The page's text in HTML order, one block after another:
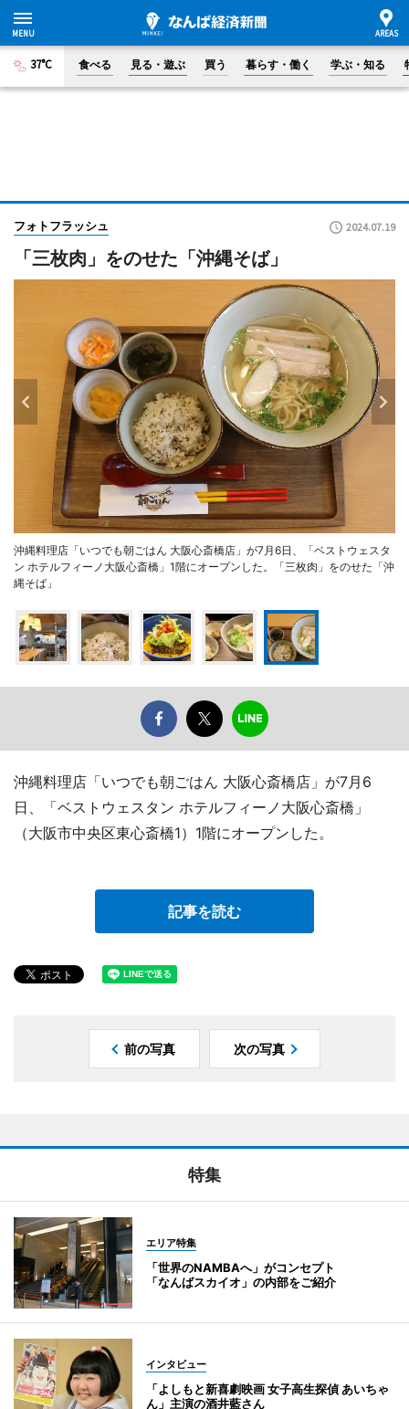
37°C 食べる 見る・遊ぶ 買う 暮らす・働く 学ぶ・知る
フォトフラッシュ 2024.07.19
「三枚肉」をのせた「沖縄そば」
沖縄料理店「いつでも朝ごはん 大阪心斎橋店」が7月6日、「ベストウェスタ
ン ホテルフィーノ大阪心斎橋」1階にオープンした。「三枚肉」をのせた「沖
縄そば」
沖縄料理店「いつでも朝ごはん 大阪心斎橋店」が7月6
日、「ベストウェスタン ホテルフィーノ大阪心斎橋」
（大阪市中央区東心斎橋1）1階にオープンした。
記事を読む
前の写真 次の写真
特集
エリア特集
「世界のNAMBAへ」がコンセプト
「なんばスカイオ」の内部をご紹介
インタビュー
「よしもと新喜劇映画 女子高生探偵 あいちゃ
ん」主演の酒井藍さん